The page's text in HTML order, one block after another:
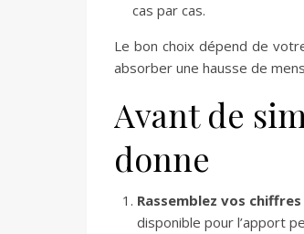
cas par cas.
Le bon choix dépend de
absorber une hausse de
Avant de
donne
Rassemblez vos
disponible pour l’apport